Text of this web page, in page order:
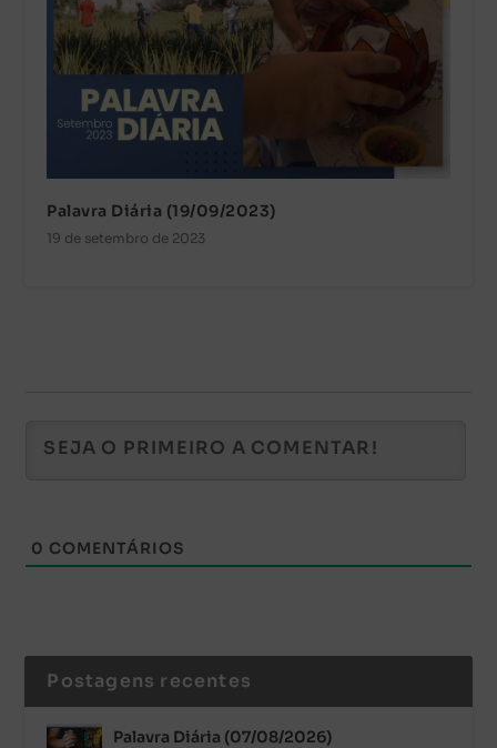
Palavra Diária (19/09/2023)
19 de setembro de 2023
0 COMENTÁRIOS
Postagens recentes
Palavra Diária (07/08/2026)